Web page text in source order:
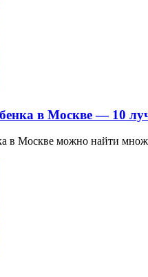
в Москве — 10
в Москве можно найти